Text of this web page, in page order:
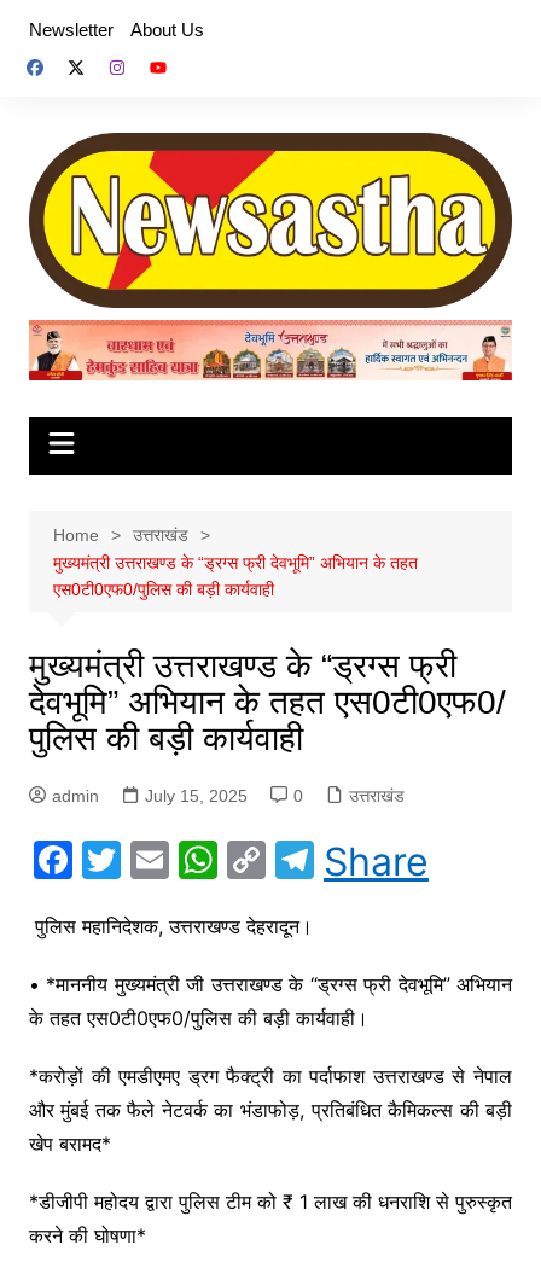
content
Newsletter About Us
Home
उत्तराखंड
मुख्यमंत्री उत्तराखण्ड के “ड्रग्स फ्री देवभूमि” अभियान के तहत
एस0टी0एफ0/पुलिस की बड़ी कार्यवाही
मुख्यमंत्री उत्तराखण्ड के “ड्रग्स फ्री
देवभूमि” अभियान के तहत एस0टी0एफ0/
पुलिस की बड़ी कार्यवाही
admin July 15, 2025 0 उत्तराखंड
F
c
e
b
o
o
k
T
itt
er
E
ai
l
W
at
s
A
p
p
C
p
y
Li
k
T
el
gr
a
m
Share
पुलिस महानिदेशक, उत्तराखण्ड देहरादून।
• *माननीय मुख्यमंत्री जी उत्तराखण्ड के “ड्रग्स फ्री देवभूमि” अभियान
के तहत एस0टी0एफ0/पुलिस की बड़ी कार्यवाही।
*करोड़ों की एमडीएमए ड्रग फैक्ट्री का पर्दाफाश उत्तराखण्ड से नेपाल
और मुंबई तक फैले नेटवर्क का भंडाफोड़, प्रतिबंधित कैमिकल्स की बड़ी
खेप बरामद*
*डीजीपी महोदय द्वारा पुलिस टीम को ₹ 1 लाख की धनराशि से पुरुस्कृत
करने की घोषणा*